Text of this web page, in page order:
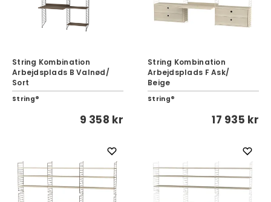
String Kombination
Arbejdsplads B Valnød/
Sort
String®
9 358 kr
String Kombination
Arbejdsplads F Ask/
Beige
String®
17 935 kr